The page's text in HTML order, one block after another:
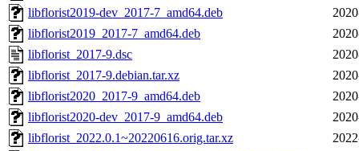
libflorist2019-dev_2017-7_amd64.deb
libflorist2019_2017-7_amd64.deb
libflorist_2017-9.dsc
libflorist_2017-9.debian.tar.xz
libflorist2020_2017-9_amd64.deb
libflorist2020-dev_2017-9_amd64.deb
libflorist_2022.0.1~20220616.orig.tar.xz